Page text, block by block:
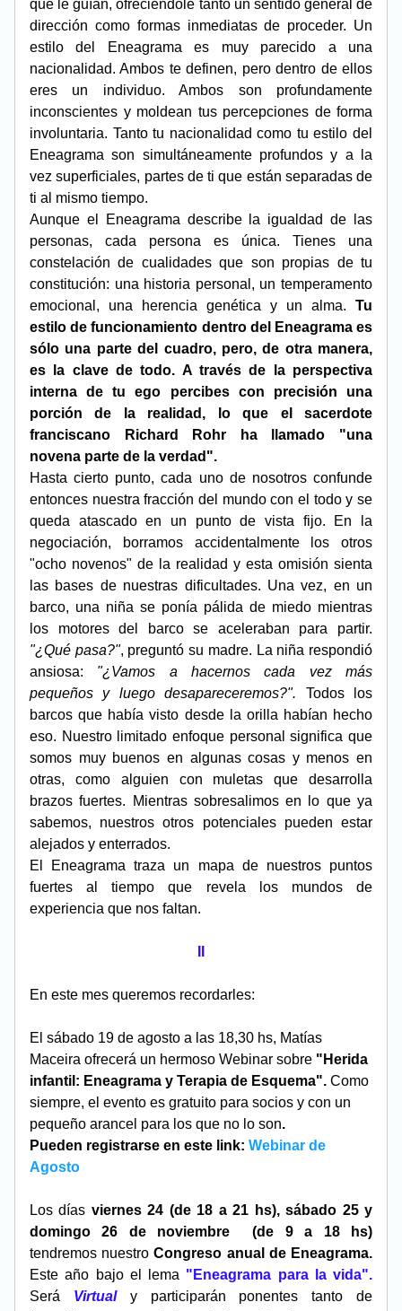
que le guían, ofreciéndole tanto un sentido general de
dirección como formas inmediatas de proceder. Un
estilo del Eneagrama es muy parecido a una
nacionalidad. Ambos te definen, pero dentro de ellos
eres un individuo. Ambos son profundamente
inconscientes y moldean tus percepciones de forma
involuntaria. Tanto tu nacionalidad como tu estilo del
Eneagrama son simultáneamente profundos y a la
vez superficiales, partes de ti que están separadas de
ti al mismo tiempo.
Aunque el Eneagrama describe la igualdad de las
personas, cada persona es única. Tienes una
constelación de cualidades que son propias de tu
constitución: una historia personal, un temperamento
emocional, una herencia genética y un alma. Tu
estilo de funcionamiento dentro del Eneagrama es
sólo una parte del cuadro, pero, de otra manera,
es la clave de todo. A través de la perspectiva
interna de tu ego percibes con precisión una
porción de la realidad, lo que el sacerdote
franciscano Richard Rohr ha llamado "una
novena parte de la verdad".
Hasta cierto punto, cada uno de nosotros confunde
entonces nuestra fracción del mundo con el todo y se
queda atascado en un punto de vista fijo. En la
negociación, borramos accidentalmente los otros
"ocho novenos" de la realidad y esta omisión sienta
las bases de nuestras dificultades. Una vez, en un
barco, una niña se ponía pálida de miedo mientras
"¿Qué pasa?", preguntó su madre. La niña respondió
ansiosa: "¿Vamos a hacernos cada vez más
pequeños y luego desapareceremos?". Todos los
barcos que había visto desde la orilla habían hecho
eso. Nuestro limitado enfoque personal significa que
somos muy buenos en algunas cosas y menos en
otras, como alguien con muletas que desarrolla
brazos fuertes. Mientras sobresalimos en lo que ya
sabemos, nuestros otros potenciales pueden estar
alejados y enterrados.
El Eneagrama traza un mapa de nuestros puntos
fuertes al tiempo que revela los mundos de
experiencia que nos faltan.
En este mes queremos recordarles:
El sábado 19 de agosto a las 18,30 hs, Matías
Maceira ofrecerá un hermoso Webinar sobre "Herida
infantil: Eneagrama y Terapia de Esquema". Como
siempre, el evento es gratuito para socios y con un
pequeño arancel para los que no lo son.
Pueden registrarse en este link: Webinar de
Agosto
Los días viernes 24 (de 18 a 21 hs), sábado 25 y
tendremos nuestro
Este año bajo el lema "Eneagrama para la vida".
Será Virtual
y participarán ponentes tanto de